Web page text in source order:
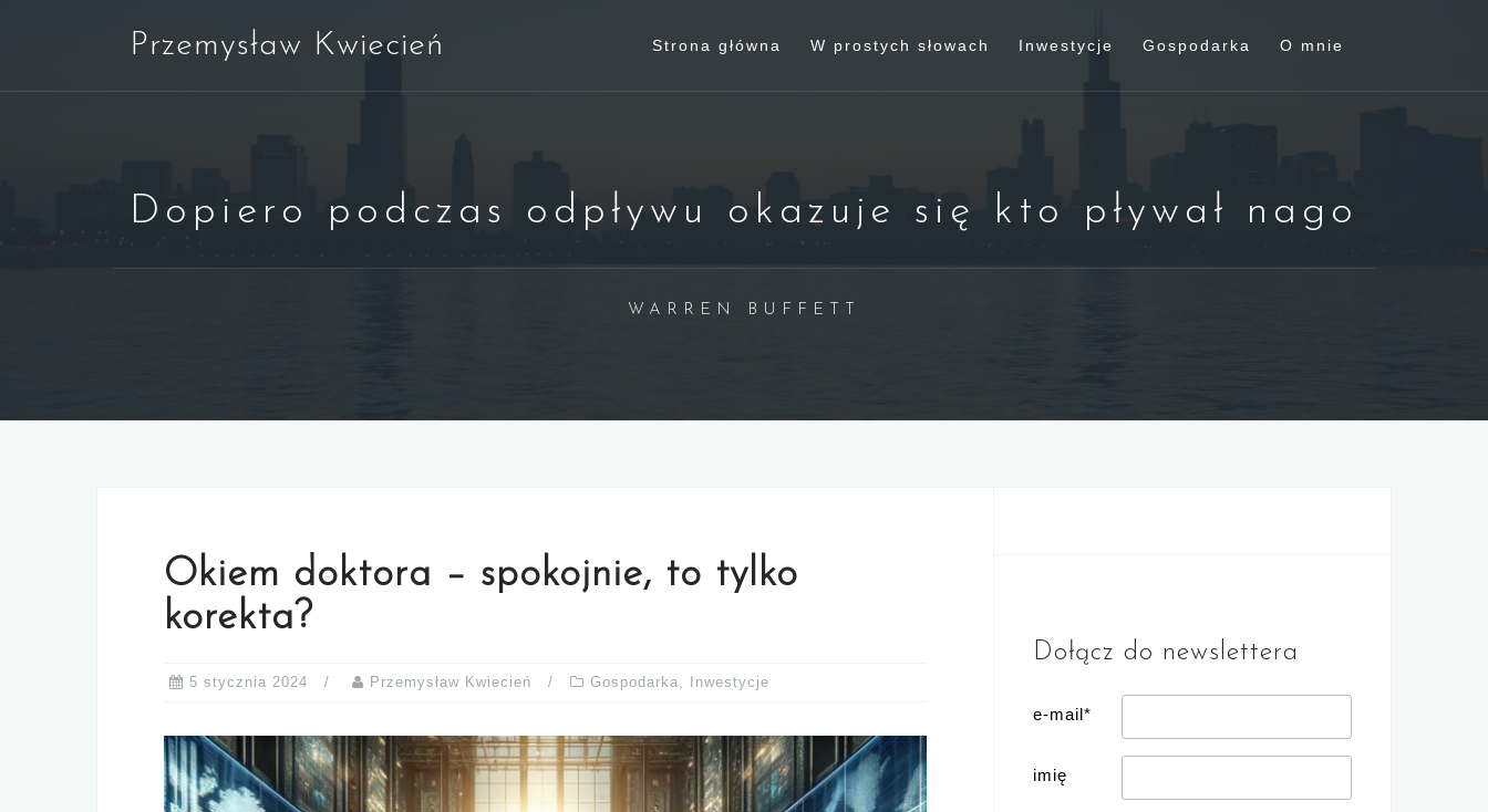
Przemysław Kwiecień Strona główna W prostych słowach Inwestycje Gospodarka O mnie
Dopiero podczas odpływu okazuje się kto pływał nago
WARREN BUFFETT
Okiem doktora – spokojnie, to tylko
korekta?
5 stycznia 2024 Przemysław Kwiecień Gospodarka, Inwestycje
Dołącz do newslettera
e-mail*
imię